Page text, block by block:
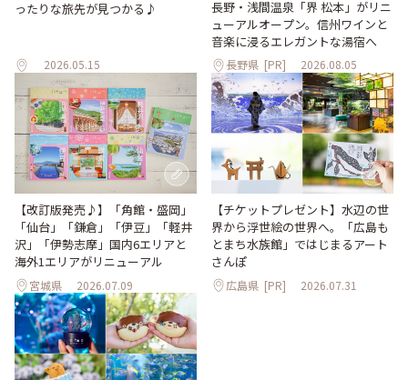
ったりな旅先が見つかる♪
2026.05.15
長野・浅間温泉「界 松本」がリニ
ューアルオープン。信州ワインと
音楽に浸るエレガントな湯宿へ
長野県 [PR] 2026.08.05
【改訂版発売♪】「角館・盛岡」
「仙台」「鎌倉」「伊豆」「軽井
沢」「伊勢志摩」国内6エリアと
海外1エリアがリニューアル
宮城県 2026.07.09
【チケットプレゼント】水辺の世
界から浮世絵の世界へ。「広島も
とまち水族館」ではじまるアート
さんぽ
広島県 [PR] 2026.07.31